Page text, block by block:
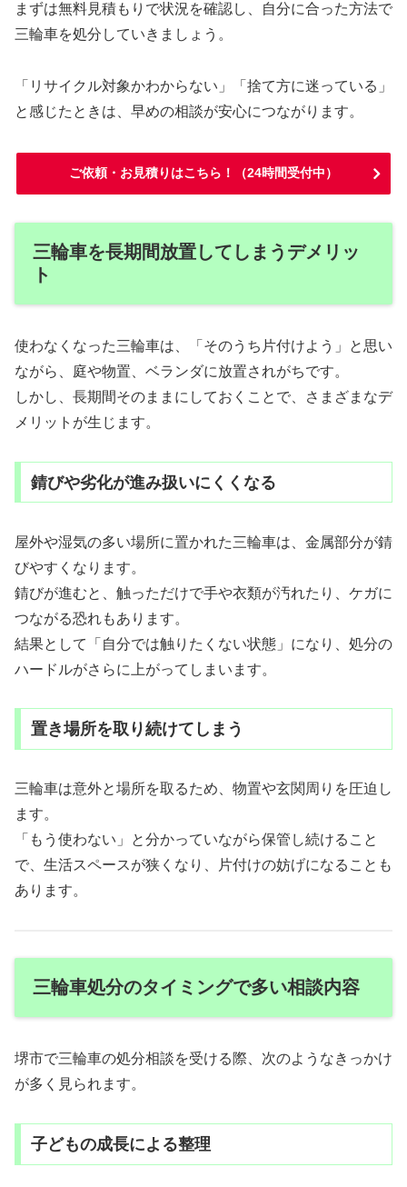
まずは無料見積もりで状況を確認し、自分に合った方法で
三輪車を処分していきましょう。
「リサイクル対象かわからない」「捨て方に迷っている」
と感じたときは、早めの相談が安心につながります。
ご依頼・お見積りはこちら！（24時間受付中）
三輪車を長期間放置してしまうデメリッ
ト
使わなくなった三輪車は、「そのうち片付けよう」と思い
ながら、庭や物置、ベランダに放置されがちです。
しかし、長期間そのままにしておくことで、さまざまなデ
メリットが生じます。
錆びや劣化が進み扱いにくくなる
屋外や湿気の多い場所に置かれた三輪車は、金属部分が錆
びやすくなります。
錆びが進むと、触っただけで手や衣類が汚れたり、ケガに
つながる恐れもあります。
結果として「自分では触りたくない状態」になり、処分の
ハードルがさらに上がってしまいます。
置き場所を取り続けてしまう
三輪車は意外と場所を取るため、物置や玄関周りを圧迫し
ます。
「もう使わない」と分かっていながら保管し続けること
で、生活スペースが狭くなり、片付けの妨げになることも
あります。
三輪車処分のタイミングで多い相談内容
堺市で三輪車の処分相談を受ける際、次のようなきっかけ
が多く見られます。
子どもの成長による整理